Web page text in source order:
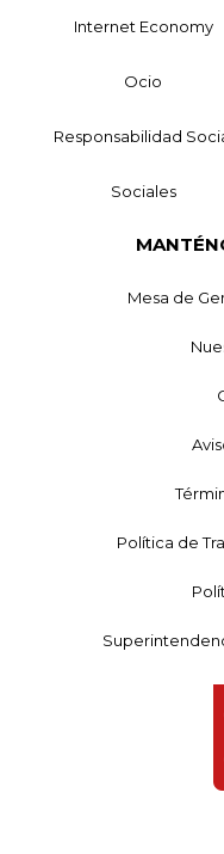
Internet Economy
Ocio
Responsabilidad
Sociales
Mesa de
Política de